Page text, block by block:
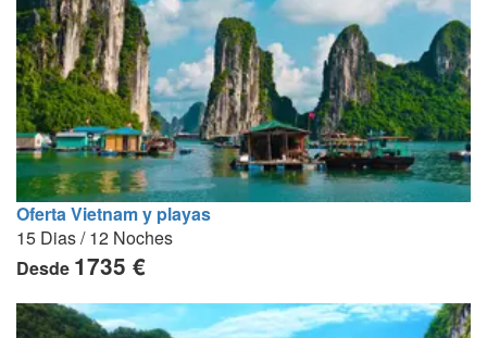
Oferta Vietnam y playas
15 Dias / 12 Noches
Desde 1735 €